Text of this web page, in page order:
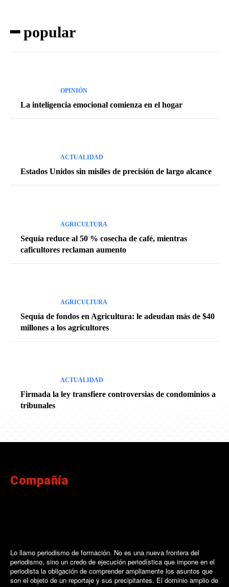
━ popular
OPINIÓN
La inteligencia emocional comienza en el hogar
ACTUALIDAD
Estados Unidos sin misiles de precisión de largo alcance
AGRICULTURA
Sequía reduce al 50 % cosecha de café, mientras
caficultores reclaman aumento
AGRICULTURA
Sequía de fondos en Agricultura: le adeudan más de $40
millones a los agricultores
ACTUALIDAD
Firmada la ley transfiere controversias de condominios a
tribunales
Compañía
Lo llamo periodismo de formación. No es una nueva frontera del
periodismo, sino un credo de ejecución periodística que impone en el
periodista la obligación de comprender ampliamente los asuntos que
son el objeto de un reportaje y sus precipitantes. El dominio amplio de